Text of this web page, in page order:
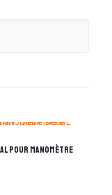
pour manomètre